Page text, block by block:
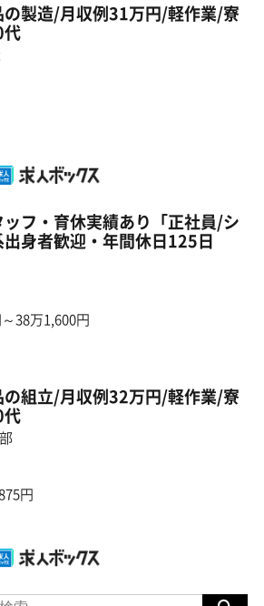
の製造/月収例31万円/軽作業/寮
フ・育休実績あり「正社員/シ
身者歓迎・年間休日125日
38万1,600円
の組立/月収例32万円/軽作業/寮
円